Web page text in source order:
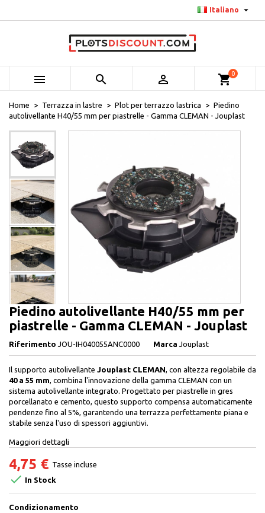
Italiano 
   shopping_cart0
Home Terrazza in lastre Plot per terrazzo lastrica
Piedino
autolivellante H40/55 mm per piastrelle - Gamma CLEMAN - Jouplast
Piedino autolivellante H40/55 mm per
piastrelle - Gamma CLEMAN - Jouplast
Riferimento JOU-IH040055ANC0000 Marca Jouplast
Il supporto autolivellante Jouplast CLEMAN, con altezza regolabile da
40 a 55 mm, combina l'innovazione della gamma CLEMAN con un
sistema autolivellante integrato. Progettato per piastrelle in gres
porcellanato e cemento, questo supporto compensa automaticamente
pendenze fino al 5%, garantendo una terrazza perfettamente piana e
stabile senza l'uso di spessori aggiuntivi.
Maggiori dettagli
4,75 € Tasse incluse
 In Stock
Condizionamento